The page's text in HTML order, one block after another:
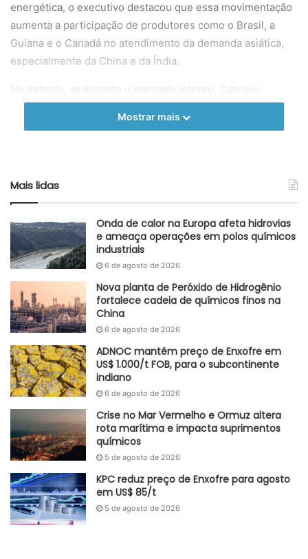
energética, o executivo destacou que essa movimentação
aumenta a participação de produtores como o Brasil, a
Guiana e o Canadá no atendimento da demanda asiática,
especialmente da China e da Índia.
No entanto, analisando o mercado interno, Gabrielli
ressalta que o país apresenta um déficit em sua
capacidade de refino, o que gera uma dependência
diesel. Com a volatilidade das cotações internacionais e o
externas, mesmo diante do elevado volume de extração
doméstica de petróleo cru.
Como resultado, o cenário atual amplia as discussões
sobre a necessidade de modernização do parque de refino
brasileiro e fomenta os debates em torno da adoção de
novas matrizes. Esse movimento estratégico é apontado
como uma via fundamental para reduzir a exposição do
país ao mercado externo e garantir maior estabilidade
operacional para a dinâmica de abastecimento das
Adaptada GlobalKem | 31 de março de 2026
Fonte agênciaBrasil
Etiquetas Importação mercado asiático petróleo
rota global
Segurança Energética
Mostrar mais
Mais lidas
Onda de calor na Europa afeta hidrovias
e ameaça operações em polos químicos
industriais
6 de agosto de 2026
Nova planta de Peróxido de Hidrogênio
fortalece cadeia de químicos finos na
China
6 de agosto de 2026
ADNOC mantém preço de Enxofre em
US$ 1.000/t FOB, para o subcontinente
indiano
6 de agosto de 2026
Crise no Mar Vermelho e Ormuz altera
rota marítima e impacta suprimentos
químicos
5 de agosto de 2026
KPC reduz preço de Enxofre para agosto
em US$ 85/t
5 de agosto de 2026